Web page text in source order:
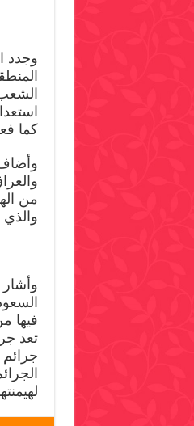
وجدد
كما
وأضاف
من
فيها
تعد